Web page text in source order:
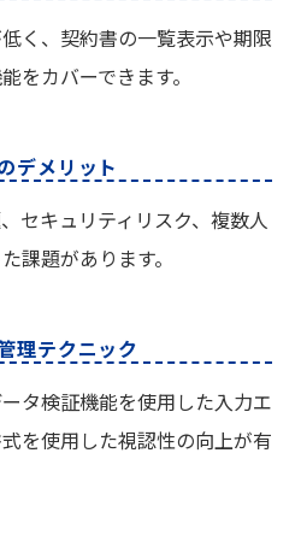
く、契約書の一覧表示や期限
をカバーできます。
デメリット
セキュリティリスク、複数人
課題があります。
理テクニック
タ検証機能を使用した入力エ
を使用した視認性の向上が有